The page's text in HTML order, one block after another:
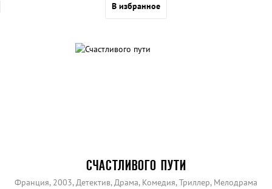
В избранное
СЧАСТЛИВОГО ПУТИ
Франция, 2003, Детектив, Драма, Комедия, Триллер, Мелодрама